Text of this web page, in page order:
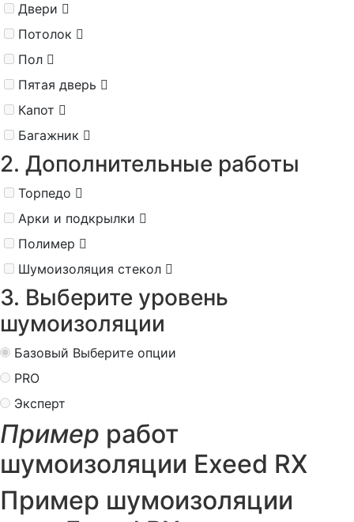
Двери
Потолок
Пол
Пятая дверь
Капот
Багажник
2. Дополнительные работы
Торпедо
Арки и подкрылки
Полимер
Шумоизоляция стекол
3. Выберите уровень
шумоизоляции
Базовый Выберите опции
PRO
Эксперт
Пример работ
шумоизоляции Exeed RX
Пример шумоизоляции